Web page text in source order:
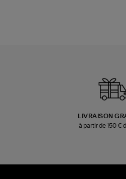
LIVRAISON
à partir de 150 €